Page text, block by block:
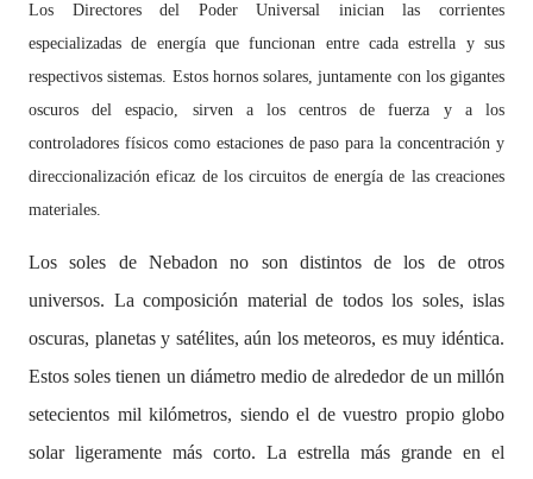
Los Directores del Poder Universal inician las corrientes
especializadas de energía que funcionan entre cada estrella y sus
respectivos sistemas. Estos hornos solares, juntamente con los gigantes
oscuros del espacio, sirven a los centros de fuerza y a los
controladores físicos como estaciones de paso para la concentración y
direccionalización eficaz de los circuitos de energía de las creaciones
materiales.
Los soles de Nebadon no son distintos de los de otros
universos. La composición material de todos los soles, islas
oscuras, planetas y satélites, aún los meteoros, es muy idéntica.
Estos soles tienen un diámetro medio de alrededor de un millón
setecientos mil kilómetros, siendo el de vuestro propio globo
solar ligeramente más corto. La estrella más grande en el